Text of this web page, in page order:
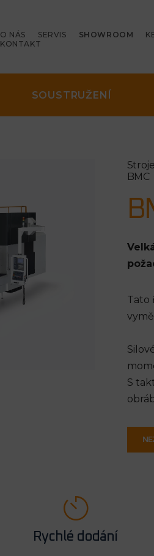
O NÁS SERVIS SHOWROOM
KONTAKT
SOUSTRUŽENÍ
Stroje
BMC
Tato
S
Rychlé dodání